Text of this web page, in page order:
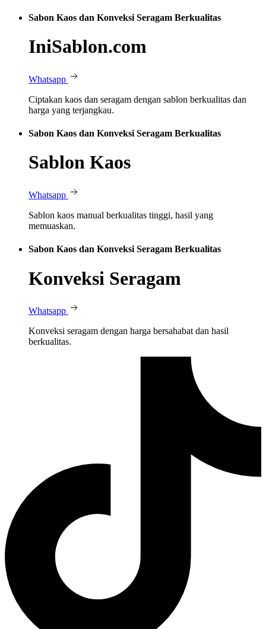
Sabon Kaos dan Konveksi Seragam Berkualitas
IniSablon.com
Whatsapp
Ciptakan kaos dan seragam dengan sablon berkualitas dan
harga yang terjangkau.
Sabon Kaos dan Konveksi Seragam Berkualitas
Sablon Kaos
Whatsapp
Sablon kaos manual berkualitas tinggi, hasil yang
memuaskan.
Sabon Kaos dan Konveksi Seragam Berkualitas
Konveksi Seragam
Whatsapp
Konveksi seragam dengan harga bersahabat dan hasil
berkualitas.